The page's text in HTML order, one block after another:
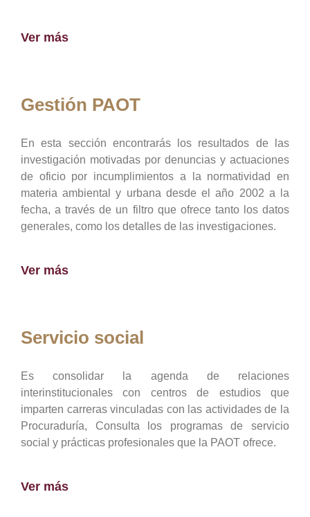
Ver más
Gestión PAOT
En esta sección encontrarás los resultados de las
investigación motivadas por denuncias y actuaciones
de oficio por incumplimientos a la normatividad en
materia ambiental y urbana desde el año 2002 a la
fecha, a través de un filtro que ofrece tanto los datos
generales, como los detalles de las investigaciones.
Ver más
Servicio social
Es consolidar la agenda de relaciones
interinstitucionales con centros de estudios que
imparten carreras vinculadas con las actividades de la
Procuraduría, Consulta los programas de servicio
social y prácticas profesionales que la PAOT ofrece.
Ver más